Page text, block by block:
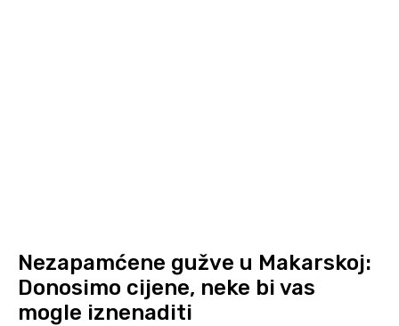
Nezapamćene gužve u Makarskoj:
Donosimo cijene, neke bi vas
mogle iznenaditi